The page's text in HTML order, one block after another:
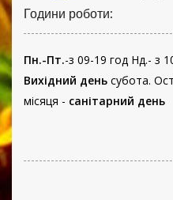
Години роботи:
Пн.-Пт.-з 09-19 год Нд.- з
Вихідний день субота.
місяця - санітарний день